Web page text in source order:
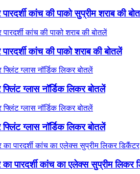
कांच की पाको सुप्रीम शराब की
कांच की पाको शराब की बोतलें
फ्लिंट ग्लास नॉर्डिक लिकर बोतलें
फ्लिंट ग्लास नॉर्डिक लिकर बोतलें
का पारदर्शी कांच का एलेक्स सुप्रीम लिकर